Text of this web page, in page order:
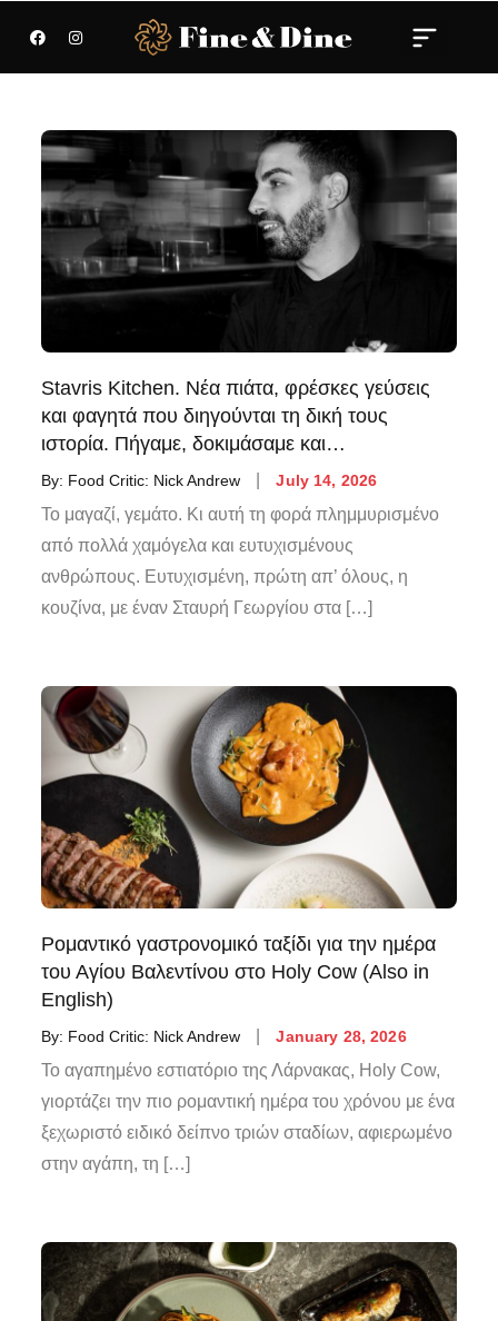
Stavris Kitchen. Νέα πιάτα, φρέσκες γεύσεις
και φαγητά που διηγούνται τη δική τους
ιστορία. Πήγαμε, δοκιμάσαμε και…
By: Food Critic: Nick Andrew July 14, 2026
Το μαγαζί, γεμάτο. Κι αυτή τη φορά πλημμυρισμένο
από πολλά χαμόγελα και ευτυχισμένους
ανθρώπους. Ευτυχισμένη, πρώτη απ’ όλους, η
κουζίνα, με έναν Σταυρή Γεωργίου στα […]
Ρομαντικό γαστρονομικό ταξίδι για την ημέρα
του Αγίου Βαλεντίνου στο Holy Cow (Also in
English)
By: Food Critic: Nick Andrew January 28, 2026
Το αγαπημένο εστιατόριο της Λάρνακας, Holy Cow,
γιορτάζει την πιο ρομαντική ημέρα του χρόνου με ένα
ξεχωριστό ειδικό δείπνο τριών σταδίων, αφιερωμένο
στην αγάπη, τη […]